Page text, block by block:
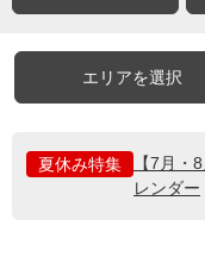
エリアを選択
夏休み特集
【7月・
レンダー